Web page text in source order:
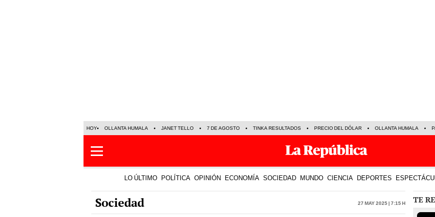
HOY OLLANTA HUMALA JANET TELLO 7 DE AGOSTO TINKA RESULTADOS PRECIO DEL DÓLAR OLLANTA HUMALA
LO ÚLTIMO POLÍTICA OPINIÓN ECONOMÍA SOCIEDAD MUNDO CIENCIA DEPORTES
Sociedad 27 May 2025 | 7:15 h TE